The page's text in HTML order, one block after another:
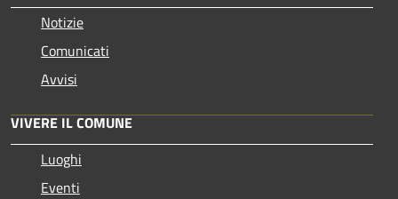
Notizie
Comunicati
Avvisi
VIVERE IL COMUNE
Luoghi
Eventi